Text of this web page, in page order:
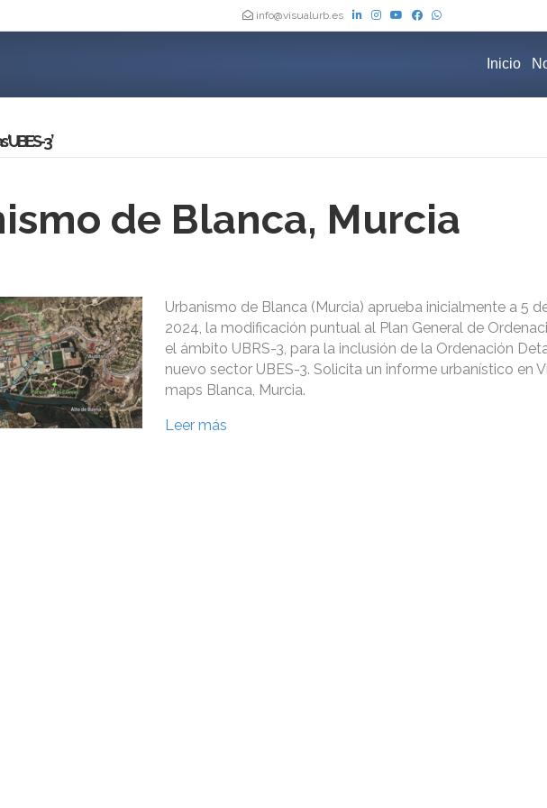
info@visualurb.es
Inicio
3’
de Blanca, Murcia
Urbanismo de Blanca (Murcia) aprueba inicialmente a 5
2024, la modificación puntual al Plan General de
el ámbito UBRS-3, para la inclusión de la Ordenación
nuevo sector UBES-3. Solicita un informe urbanístico en
maps Blanca, Murcia.
Leer más